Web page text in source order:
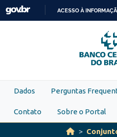
Skip to main content
O
ACESSO À
Dados Perguntas
Contato Sobre o Portal